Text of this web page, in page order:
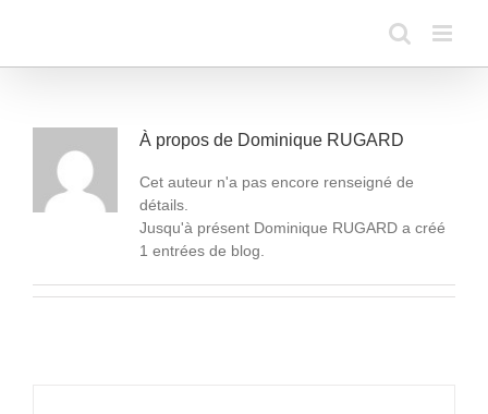
À propos de Dominique RUGARD
Cet auteur n'a pas encore renseigné de
détails.
Jusqu'à présent Dominique RUGARD a créé
1 entrées de blog.